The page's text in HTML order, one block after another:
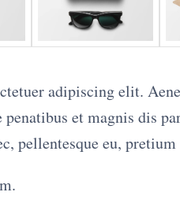
adipiscing elit.
penatibus et magnis dis
pellentesque eu, pretium